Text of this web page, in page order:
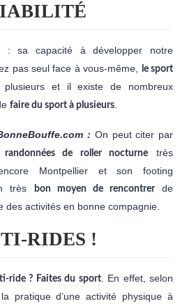
: sa capacité à développer notre
pas seul face à vous-même,
le sport
et il existe de nombreux
faire du sport à plusieurs
: On peut citer par
randonnées de roller nocturne très
Montpellier et son footing
très
bon moyen de rencontrerde
des activités en bonne compagnie.
RIDES !
ride ? Faites du sport. En effet, selon
pratique d’une activité physique à